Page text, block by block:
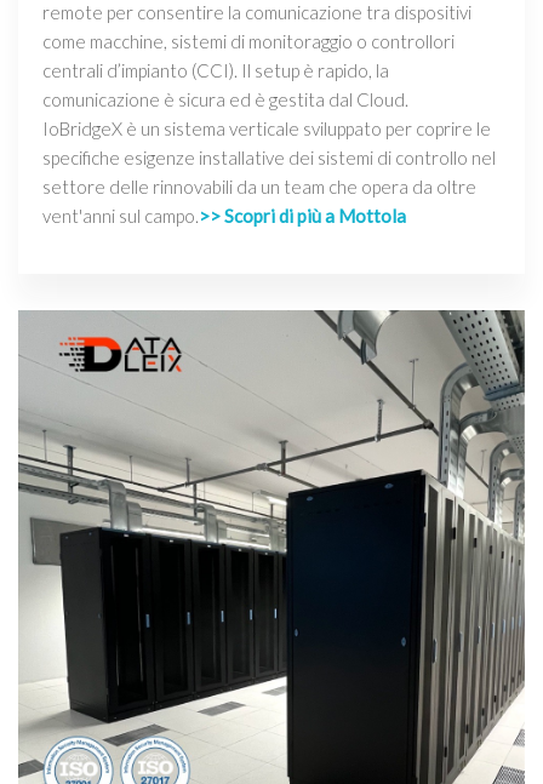
remote per consentire la comunicazione tra dispositivi
come macchine, sistemi di monitoraggio o controllori
centrali d’impianto (CCI). Il setup è rapido, la
comunicazione è sicura ed è gestita dal Cloud.
IoBridgeX è un sistema verticale sviluppato per coprire le
specifiche esigenze installative dei sistemi di controllo nel
settore delle rinnovabili da un team che opera da oltre
vent'anni sul campo.>> Scopri di più a Mottola